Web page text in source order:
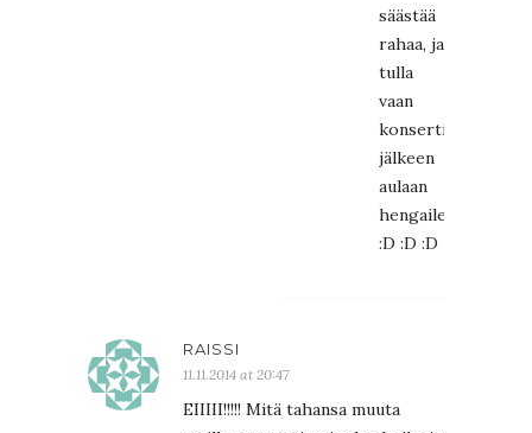
säästää
rahaa, ja
tulla
vaan
konsertin
jälkeen
aulaan
hengailemaan
:D :D :D
RAISSI
11.11.2014 at 20:47
EIIIII!!!!! Mitä tahansa muuta